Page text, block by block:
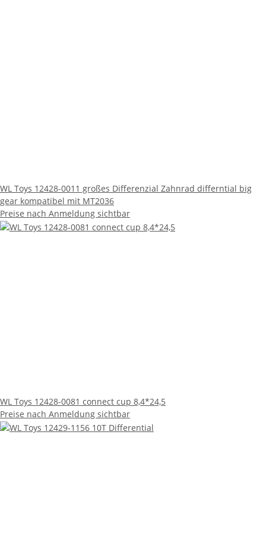
WL Toys 12428-0011 großes Differenzial Zahnrad differntial big
gear kompatibel mit MT2036
Preise nach Anmeldung sichtbar
WL Toys 12428-0081 connect cup 8,4*24,5
Preise nach Anmeldung sichtbar